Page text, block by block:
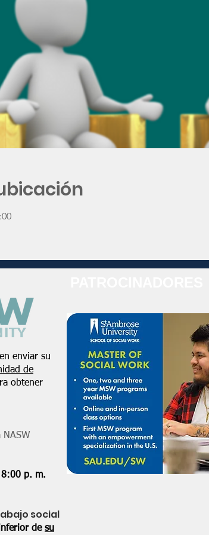
enviar su
de
obtener
NASW
8:00 p. m.
social
de su